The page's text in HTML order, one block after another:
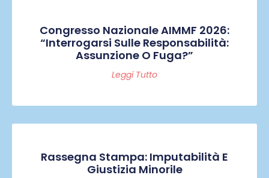
Congresso Nazionale AIMMF 2026:
“Interrogarsi Sulle Responsabilità:
Assunzione O Fuga?”
Leggi Tutto
Rassegna Stampa: Imputabilità E
Giustizia Minorile